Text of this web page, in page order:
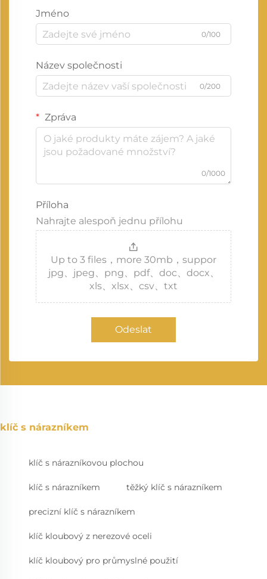
Jméno
0/100
Název společnosti
0/200
Zpráva
0/1000
Příloha
Nahrajte alespoň jednu přílohu
Up to 3 files，more 30mb，suppor
jpg、jpeg、png、pdf、doc、docx、
xls、xlsx、csv、txt
Odeslat
klíč s nárazníkem
klíč s nárazníkovou plochou
klíč s nárazníkem těžký klíč s nárazníkem
precizní klíč s nárazníkem
klíč kloubový z nerezové oceli
klíč kloubový pro průmyslné použití